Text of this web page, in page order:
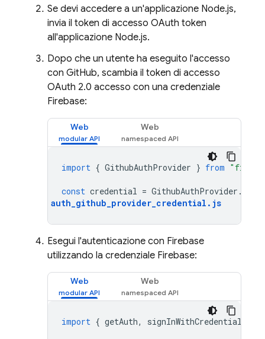
Se devi accedere a un'applicazione Node.js,
invia il token di accesso OAuth token
all'applicazione Node.js.
Dopo che un utente ha eseguito l'accesso
con GitHub, scambia il token di accesso
OAuth 2.0 accesso con una credenziale
Firebase:
Web Web
import { GithubAuthProvider } from
const credential = GithubAuthProvider .
auth_github_provider_credential . js
Esegui l'autenticazione con Firebase
utilizzando la credenziale Firebase:
Web Web
import { getAuth, signInWithCredential